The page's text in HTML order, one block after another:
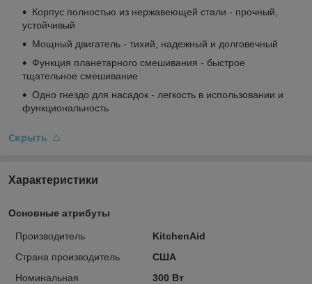
Корпус полностью из нержавеющей стали - прочный,
устойчивый
Мощный двигатель - тихий, надежный и долговечный
Функция планетарного смешивания - быстрое
тщательное смешивание
Одно гнездо для насадок - легкость в использовании и
функциональность
Скрыть
Характеристики
Основные атрибуты
Производитель
KitchenAid
Страна производитель
США
Номинальная
300 Вт